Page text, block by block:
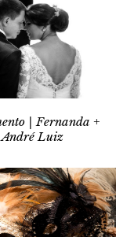
| Fernanda +
André Luiz